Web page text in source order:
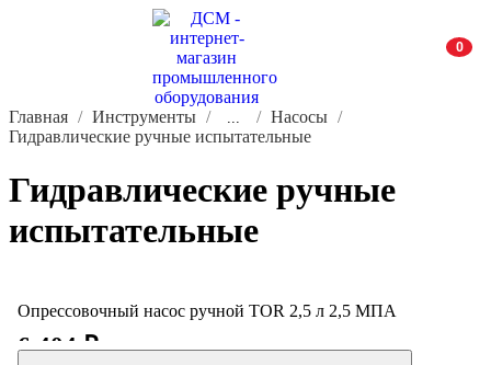
0
Главная Инструменты ...
Насосы
Гидравлические ручные испытательные
Гидравлические ручные
испытательные
Опрессовочный насос ручной TOR 2,5 л 2,5 МПА
6 404 ₽